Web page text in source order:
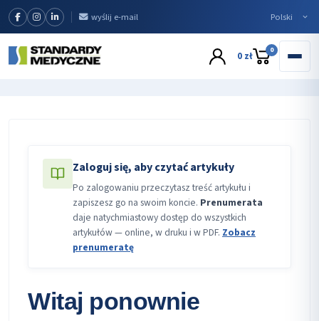
wyślij e-mail
0 zł 0
Zaloguj się, aby czytać artykuły
Po zalogowaniu przeczytasz treść artykułu i
zapiszesz go na swoim koncie. Prenumerata
daje natychmiastowy dostęp do wszystkich
artykułów — online, w druku i w PDF. Zobacz
prenumeratę
Witaj ponownie